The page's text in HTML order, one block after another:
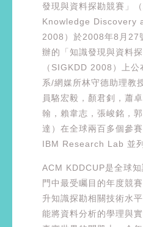
發現與資料探勘競賽」
Knowledge Discovery
2008）於2008年8月27
辦的「知識發現與資料
（SIGKDD 2008）上
系/網媒所林守德助理教
員駱宏毅，顏君釗，蕭
翰，賴韋志，張峻銘，
達）在全球兩百多個參
IBM Research Lab 並列
ACM KDDCUP是全球
門中最受矚目的年度競
升知識探勘相關技術水
能將資料分析的學理與